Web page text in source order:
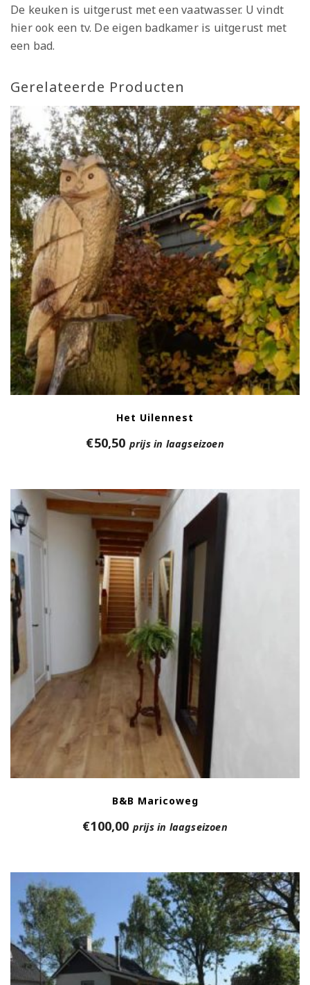
De keuken is uitgerust met een vaatwasser. U vindt
hier ook een tv. De eigen badkamer is uitgerust met
een bad.
Gerelateerde Producten
Het Uilennest
€50,50 prijs in laagseizoen
B&B Maricoweg
€100,00 prijs in laagseizoen